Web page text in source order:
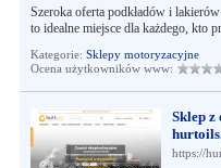
Szeroka oferta podkładów i
to idealne miejsce dla każdego, kto
Kategorie: Sklepy motoryzacyjne
Ocena użytkowników www:
Sklep z
https://